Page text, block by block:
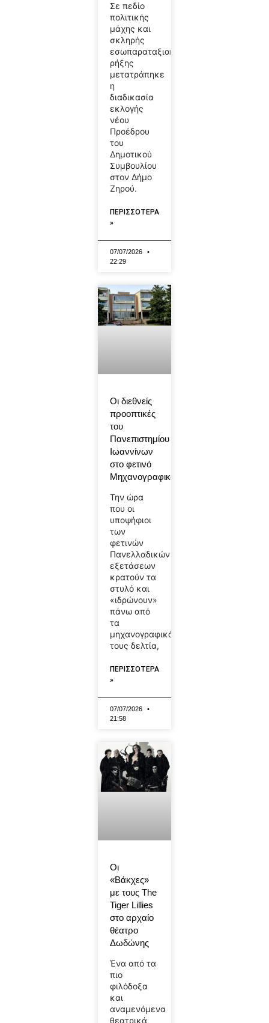
Σε πεδίο
πολιτικής
μάχης και
σκληρής
εσωπαραταξιακής
ρήξης
μετατράπηκε
η
διαδικασία
εκλογής
νέου
Προέδρου
του
Δημοτικού
Συμβουλίου
στον Δήμο
Ζηρού.
ΠΕΡΙΣΣΟΤΕΡΑ
»
07/07/2026
22:29
Οι διεθνείς
προοπτικές
του
Πανεπιστημίου
Ιωαννίνων
στο φετινό
Μηχανογραφικό
Την ώρα
που οι
υποψήφιοι
των
φετινών
Πανελλαδικών
εξετάσεων
κρατούν τα
στυλό και
«ιδρώνουν»
πάνω από
τα
μηχανογραφικά
τους δελτία,
ΠΕΡΙΣΣΟΤΕΡΑ
»
07/07/2026
21:58
Οι
«Βάκχες»
με τους The
Tiger Lillies
στο αρχαίο
θέατρο
Δωδώνης
Ένα από τα
πιο
φιλόδοξα
και
αναμενόμενα
θεατρικά